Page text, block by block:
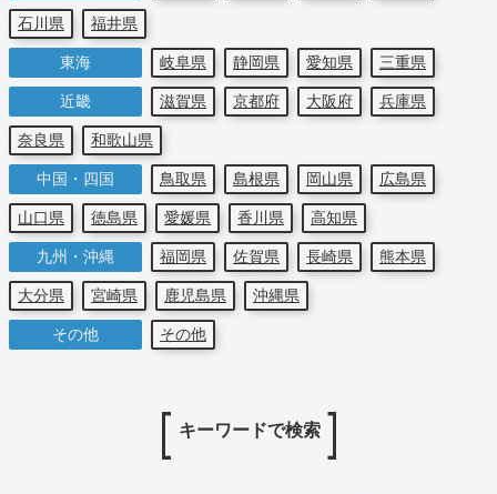
石川県
福井県
東海
岐阜県 静岡県 愛知県
三重県
近畿
滋賀県 京都府 大阪府
兵庫県
奈良県
和歌山県
中国・四国
鳥取県 島根県 岡山県
広島県
山口県
徳島県 愛媛県 香川県
高知県
九州・沖縄
福岡県 佐賀県 長崎県
熊本県
大分県
宮崎県 鹿児島県
沖縄県
その他
その他
キーワードで検索